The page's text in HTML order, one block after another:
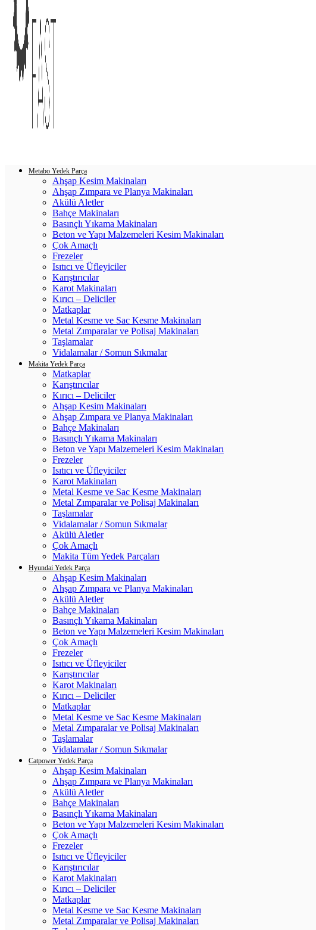
Metabo Yedek Parça
Ahşap Kesim Makinaları
Ahşap Zımpara ve Planya Makinaları
Akülü Aletler
Bahçe Makinaları
Basınçlı Yıkama Makinaları
Beton ve Yapı Malzemeleri Kesim Makinaları
Çok Amaçlı
Frezeler
Isıtıcı ve Üfleyiciler
Karıştırıcılar
Karot Makinaları
Kırıcı – Deliciler
Matkaplar
Metal Kesme ve Sac Kesme Makinaları
Metal Zımparalar ve Polisaj Makinaları
Taşlamalar
Vidalamalar / Somun Sıkmalar
Makita Yedek Parça
Matkaplar
Karıştırıcılar
Kırıcı – Deliciler
Ahşap Kesim Makinaları
Ahşap Zımpara ve Planya Makinaları
Bahçe Makinaları
Basınçlı Yıkama Makinaları
Beton ve Yapı Malzemeleri Kesim Makinaları
Frezeler
Isıtıcı ve Üfleyiciler
Karot Makinaları
Metal Kesme ve Sac Kesme Makinaları
Metal Zımparalar ve Polisaj Makinaları
Taşlamalar
Vidalamalar / Somun Sıkmalar
Akülü Aletler
Çok Amaçlı
Makita Tüm Yedek Parçaları
Hyundai Yedek Parça
Ahşap Kesim Makinaları
Ahşap Zımpara ve Planya Makinaları
Akülü Aletler
Bahçe Makinaları
Basınçlı Yıkama Makinaları
Beton ve Yapı Malzemeleri Kesim Makinaları
Çok Amaçlı
Frezeler
Isıtıcı ve Üfleyiciler
Karıştırıcılar
Karot Makinaları
Kırıcı – Deliciler
Matkaplar
Metal Kesme ve Sac Kesme Makinaları
Metal Zımparalar ve Polisaj Makinaları
Taşlamalar
Vidalamalar / Somun Sıkmalar
Catpower Yedek Parça
Ahşap Kesim Makinaları
Ahşap Zımpara ve Planya Makinaları
Akülü Aletler
Bahçe Makinaları
Basınçlı Yıkama Makinaları
Beton ve Yapı Malzemeleri Kesim Makinaları
Çok Amaçlı
Frezeler
Isıtıcı ve Üfleyiciler
Karıştırıcılar
Karot Makinaları
Kırıcı – Deliciler
Matkaplar
Metal Kesme ve Sac Kesme Makinaları
Metal Zımparalar ve Polisaj Makinaları